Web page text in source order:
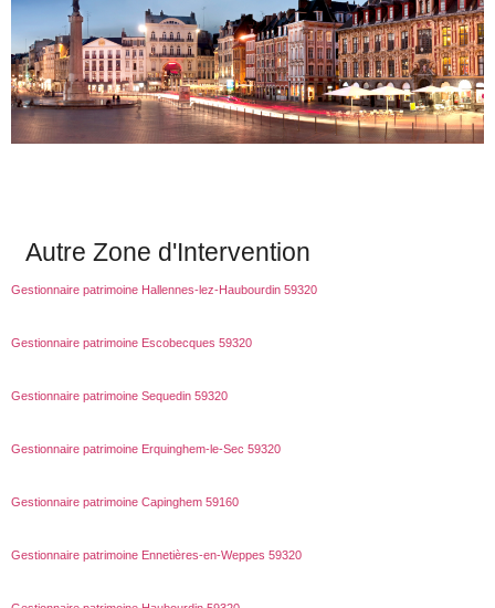
Autre Zone d'Intervention
Gestionnaire patrimoine Hallennes-lez-Haubourdin 59320
Gestionnaire patrimoine Escobecques 59320
Gestionnaire patrimoine Sequedin 59320
Gestionnaire patrimoine Erquinghem-le-Sec 59320
Gestionnaire patrimoine Capinghem 59160
Gestionnaire patrimoine Ennetières-en-Weppes 59320